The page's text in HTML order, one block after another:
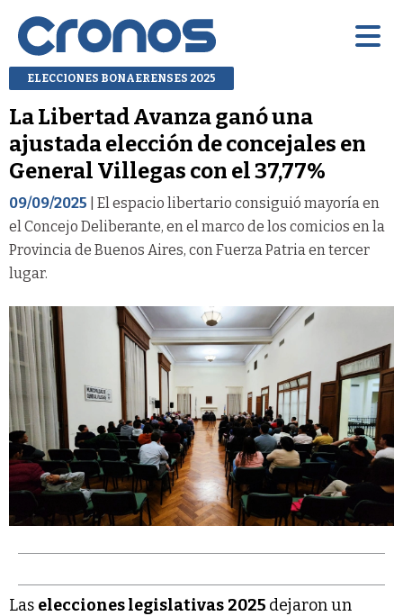
ELECCIONES BONAERENSES 2025
La Libertad Avanza ganó una
ajustada elección de concejales en
General Villegas con el 37,77%
09/09/2025 | El espacio libertario consiguió mayoría en
el Concejo Deliberante, en el marco de los comicios en la
Provincia de Buenos Aires, con Fuerza Patria en tercer
lugar.
Las elecciones legislativas 2025 dejaron un